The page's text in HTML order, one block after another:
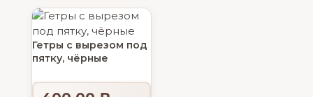
Гетры с вырезом под
пятку, чёрные